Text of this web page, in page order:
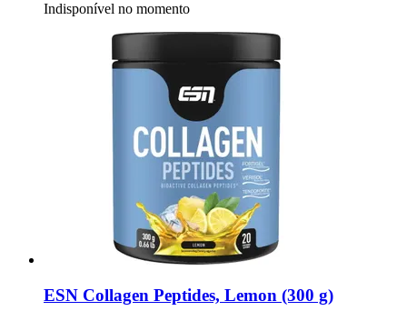
Indisponível no momento
ESN Collagen Peptides, Lemon (300 g)